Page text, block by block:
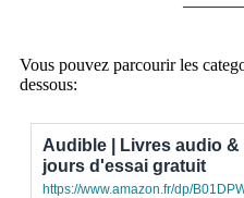
Vous pouvez parcourir les
dessous:
Audible | Livres audio
jours d'essai gratuit
https://www.amazon.fr/dp/